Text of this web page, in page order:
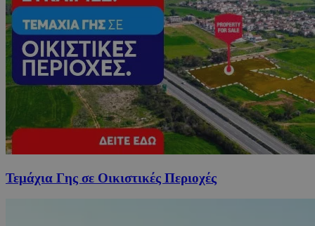
Τεμάχια Γης σε Οικιστικές Περιοχές